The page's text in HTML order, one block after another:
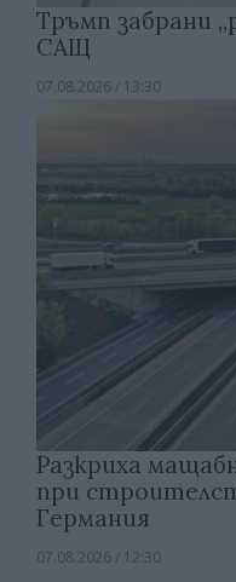
Тръмп забрани
САЩ
07.08.2026 / 13:30
Разкриха
при
Германия
07.08.2026 / 12:30